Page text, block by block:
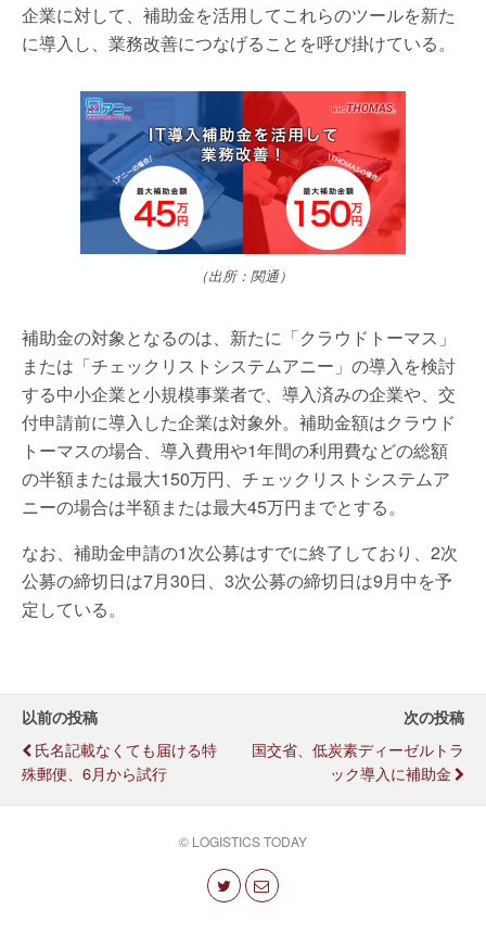
企業に対して、補助金を活用してこれらのツールを新た
に導入し、業務改善につなげることを呼び掛けている。
（出所：関通）
補助金の対象となるのは、新たに「クラウドトーマス」
または「チェックリストシステムアニー」の導入を検討
する中小企業と小規模事業者で、導入済みの企業や、交
付申請前に導入した企業は対象外。補助金額はクラウド
トーマスの場合、導入費用や1年間の利用費などの総額
の半額または最大150万円、チェックリストシステムア
ニーの場合は半額または最大45万円までとする。
なお、補助金申請の1次公募はすでに終了しており、2次
公募の締切日は7月30日、3次公募の締切日は9月中を予
定している。
以前の投稿
氏名記載なくても届ける特
殊郵便、6月から試行
次の投稿
国交省、低炭素ディーゼルトラ
ック導入に補助金
© LOGISTICS TODAY